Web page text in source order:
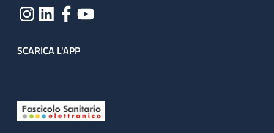
SCARICA L'APP